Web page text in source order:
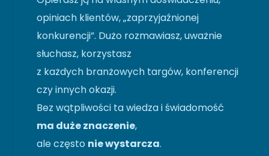
opiniach klientów, „zaprzyjaźnionej
konkurencji”. Dużo rozmawiasz, uważnie
słuchasz, korzystasz
z każdych branżowych targów, konferencji
czy innych okazji.
Bez wątpliwości ta wiedza i świadomość
ma duże znaczenie,
ale często nie wystarcza.